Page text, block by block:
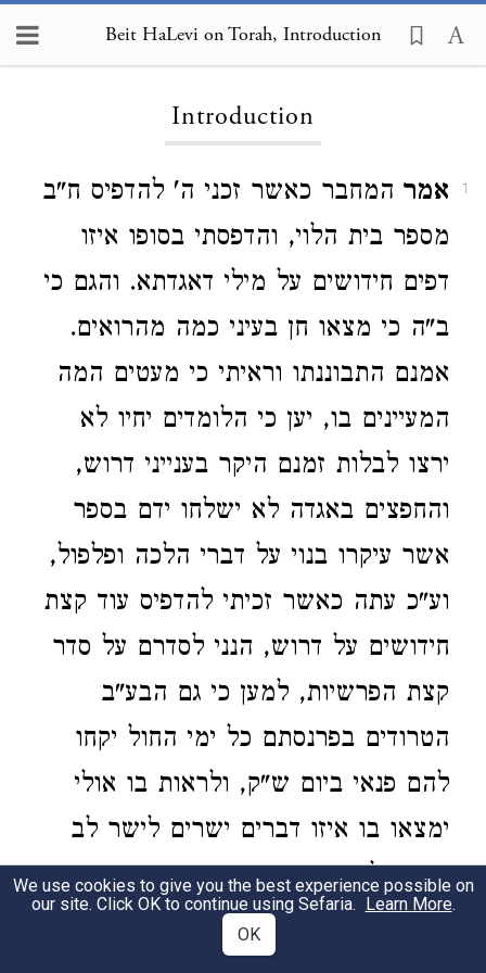
Beit HaLevi on Torah, Introduction
Beit HaLevi on Torah
Introduction
1 אמר המחבר כאשר זכני ה' להדפיס ח"ב
מספר בית הלוי, והדפסתי בסופו איזו
דפים חידושים על מילי דאגדתא. והגם כי
ב"ה כי מצאו חן בעיני כמה מהרואים.
אמנם התבוננתו וראיתי כי מעטים המה
המעיינים בו, יען כי הלומדים יחיו לא
ירצו לבלות זמנם היקר בענייני דרוש,
והחפצים באגדה לא ישלחו ידם בספר
אשר עיקרו בנוי על דברי הלכה ופלפול,
וע"כ עתה כאשר זכיתי להדפיס עוד קצת
חידושים על דרוש, הנני לסדרם על סדר
קצת הפרשיות, למען כי גם הבע"ב
הטרודים בפרנסתם כל ימי החול יקחו
להם פנאי ביום ש"ק, ולראות בו אולי
ימצאו בו איזו דברים ישרים לישר לב
האדם לאביו שבשמים, ואגב דזוטר הוא
לקטתי גם קצת מהנדפסים בבית הלוי,
We use cookies to give you the best experience possible on
our site. Click OK to continue using Sefaria. Learn More.
OK